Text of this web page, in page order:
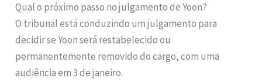
Qual o próximo passo no julgamento de Yoon?
O tribunal está conduzindo um julgamento para
decidir se Yoon será restabelecido ou
permanentemente removido do cargo, com uma
audiência em 3 de janeiro.